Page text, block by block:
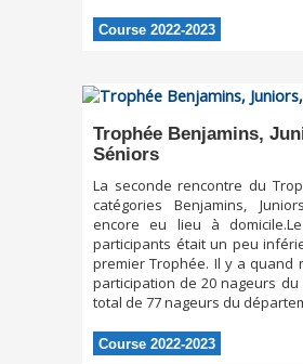
Course 2022-2023
Trophée Benjamins,
Séniors
La seconde rencontre du
catégories Benjamins,
encore eu lieu à
participants était un peu
premier Trophée. Il y a quand
participation de 20 nageurs du
total de 77 nageurs du
Course 2022-2023